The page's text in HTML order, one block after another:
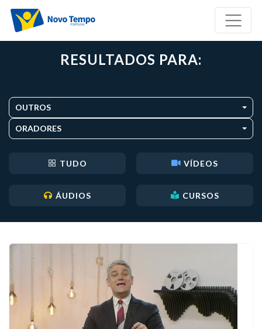
RESULTADOS PARA:
OUTROS
ORADORES
TUDO VÍDEOS
ÁUDIOS CURSOS